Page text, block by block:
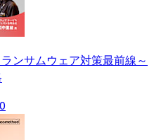
ンサムウェア対策最前線～